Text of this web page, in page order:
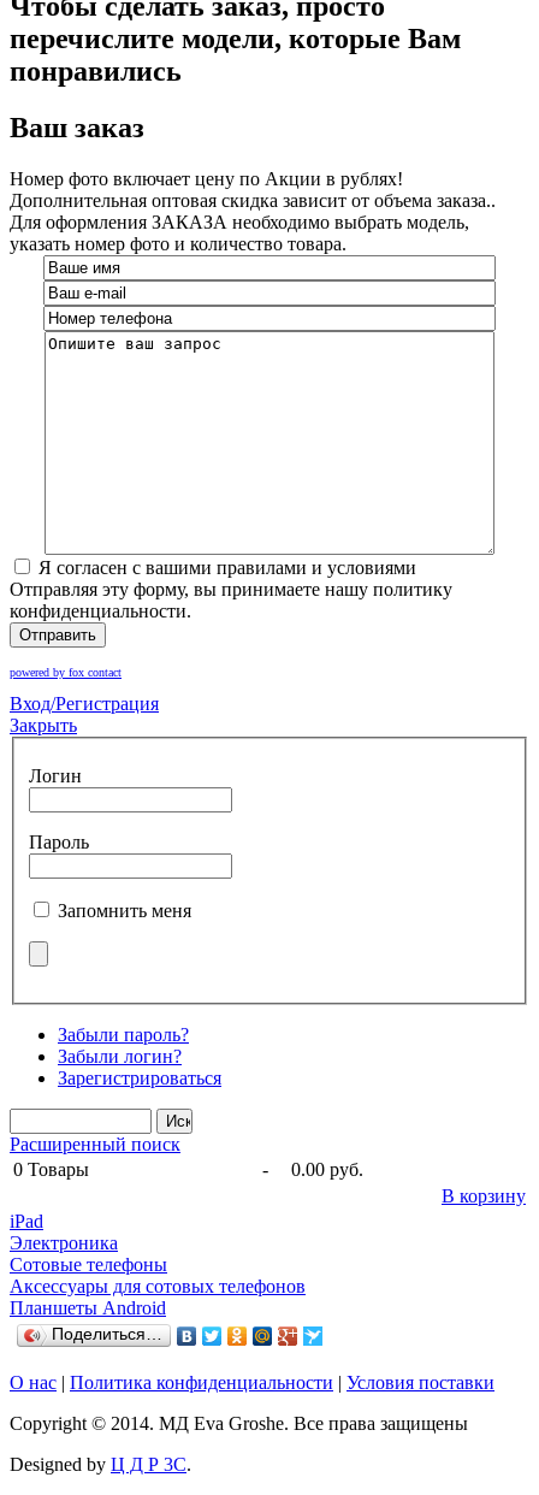
Чтобы сделать заказ, просто
перечислите модели, которые Вам
понравились
Ваш заказ
Номер фото включает цену по Акции в рублях!
Дополнительная оптовая скидка зависит от объема заказа..
Для оформления ЗАКАЗА необходимо выбрать модель,
указать номер фото и количество товара.
Я согласен с вашими правилами и условиями
Отправляя эту форму, вы принимаете нашу политику
конфиденциальности.
Отправить
powered by fox contact
Вход/Регистрация
Закрыть
Логин
Пароль
Запомнить меня
Забыли пароль?
Забыли логин?
Зарегистрироваться
Расширенный поиск
0 Товары -
0.00 руб.
В корзину
iPad
Электроника
Сотовые телефоны
Аксессуары для сотовых телефонов
Планшеты Android
Поделиться…
О нас | Политика конфиденциальности | Условия поставки
Copyright © 2014. МД Eva Groshe. Все права защищены
Designed by Ц Д Р 3С.